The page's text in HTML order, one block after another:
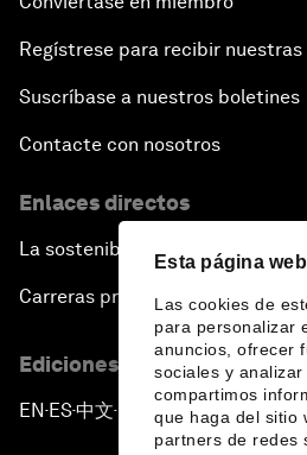
Esta página
Las cookies de
para personalizar
anuncios, ofrecer
sociales y analizar
compartimos
que haga del sitio
partners de redes
Regístrese para recibir
Suscríbase a nuestros boletines
Contacte con nosotros
Enlaces directos
La sostenibilidad en el Foro
Carreras profesionales
Ediciones en otros idiomas
EN ▪ES▪中文▪ 日本語